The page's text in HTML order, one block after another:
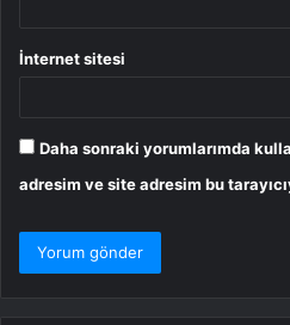
İnternet sitesi
Daha sonraki yorumlarımda
adresim ve site adresim bu